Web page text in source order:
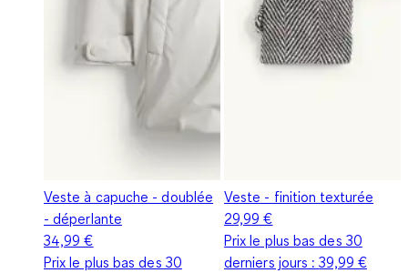
Veste à capuche - doublée
- déperlante
34,99 €
Prix le plus bas des 30
Veste - finition texturée
29,99 €
Prix le plus bas des 30
derniers jours :39,99 €